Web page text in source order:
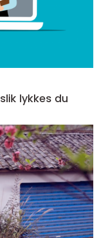
Fagprøve helsefagarbeider slik lykkes du